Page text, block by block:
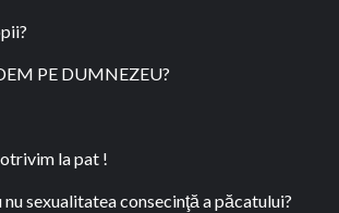
PE DUMNEZEU?
la pat !
nu sexualitatea consecinţă a păcatului?